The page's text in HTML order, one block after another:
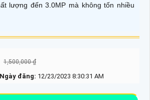
lượng đến 3.0MP mà không tốn nhiều
1,500,000 ₫
Ngày đăng: 12/23/2023 8:30:31 AM